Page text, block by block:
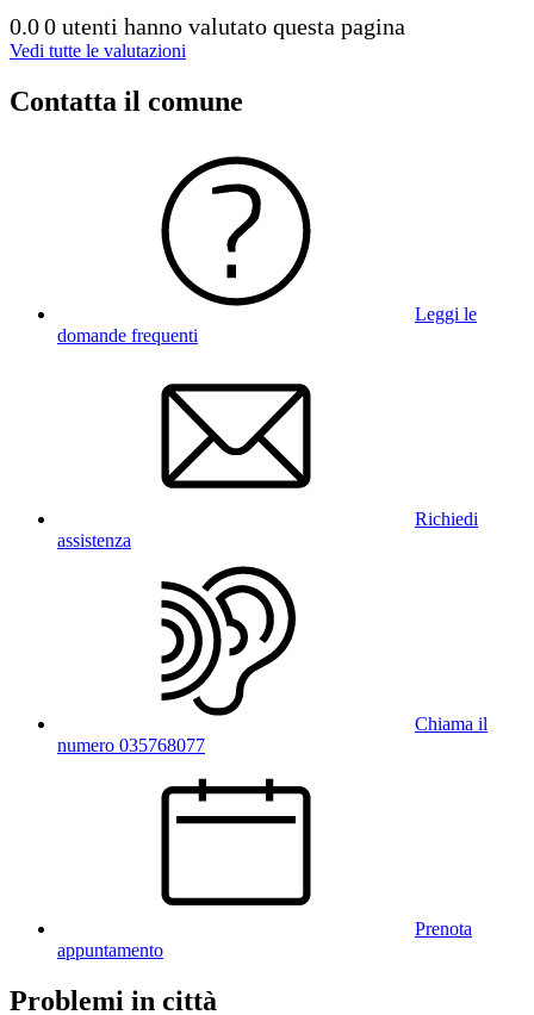
0.00 utenti hanno valutato questa pagina
Vedi tutte le valutazioni
Contatta il comune
Leggi le
domande frequenti
Richiedi
assistenza
Chiama il
numero 035768077
Prenota
appuntamento
Problemi in città